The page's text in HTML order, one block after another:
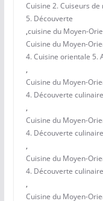
Cuisine 2. Cuiseurs
5. Découverte
,cuisine du Moyen-
Cuisine du Moyen-
4. Cuisine orientale 5.
,
Cuisine du Moyen-
4. Découverte
,
Cuisine du Moyen-
4. Découverte
,
Cuisine du Moyen-
4. Découverte
,
Cuisine du Moyen-